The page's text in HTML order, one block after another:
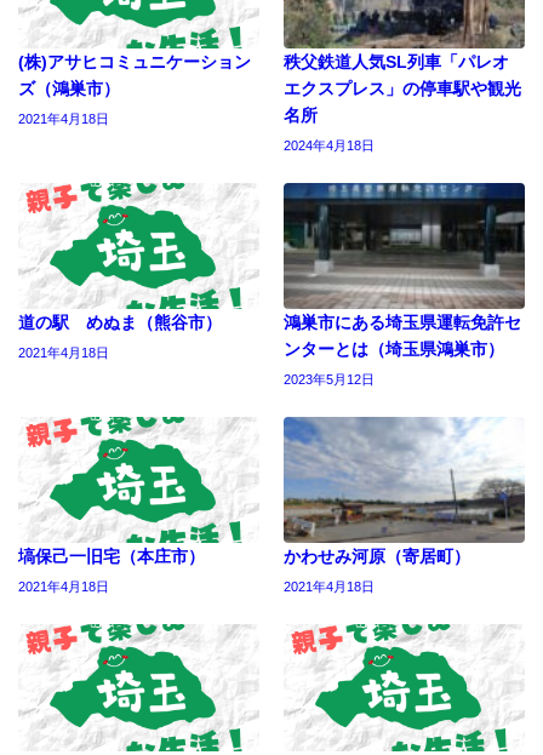
(株)アサヒコミュニケーション
ズ（鴻巣市）
2021年4月18日
秩父鉄道人気SL列車「パレオ
エクスプレス」の停車駅や観光
名所
2024年4月18日
道の駅 めぬま（熊谷市）
2021年4月18日
鴻巣市にある埼玉県運転免許セ
ンターとは（埼玉県鴻巣市）
2023年5月12日
塙保己一旧宅（本庄市）
2021年4月18日
かわせみ河原（寄居町）
2021年4月18日